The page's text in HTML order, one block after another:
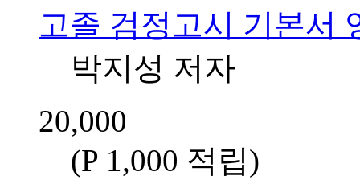
고졸 검정고시 기본서
박지성 저자
20,000
(P 1,000 적립)